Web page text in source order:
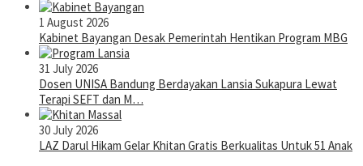
1 August 2026
Kabinet Bayangan Desak Pemerintah Hentikan Program MBG
31 July 2026
Dosen UNISA Bandung Berdayakan Lansia Sukapura Lewat
Terapi SEFT dan M…
30 July 2026
LAZ Darul Hikam Gelar Khitan Gratis Berkualitas Untuk 51 Anak